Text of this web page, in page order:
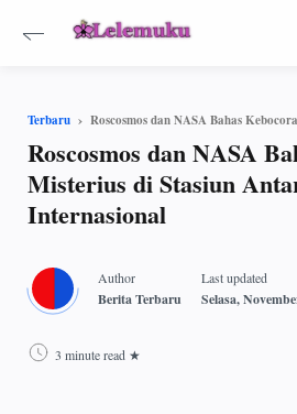
Terbaru
Roscosmos dan NASA
Misterius di Stasiun
Internasional
3 minute read